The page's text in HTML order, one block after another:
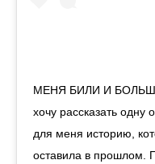
МЕНЯ БИЛИ И
хочу рассказать
для меня историю,
оставила в прошлом.